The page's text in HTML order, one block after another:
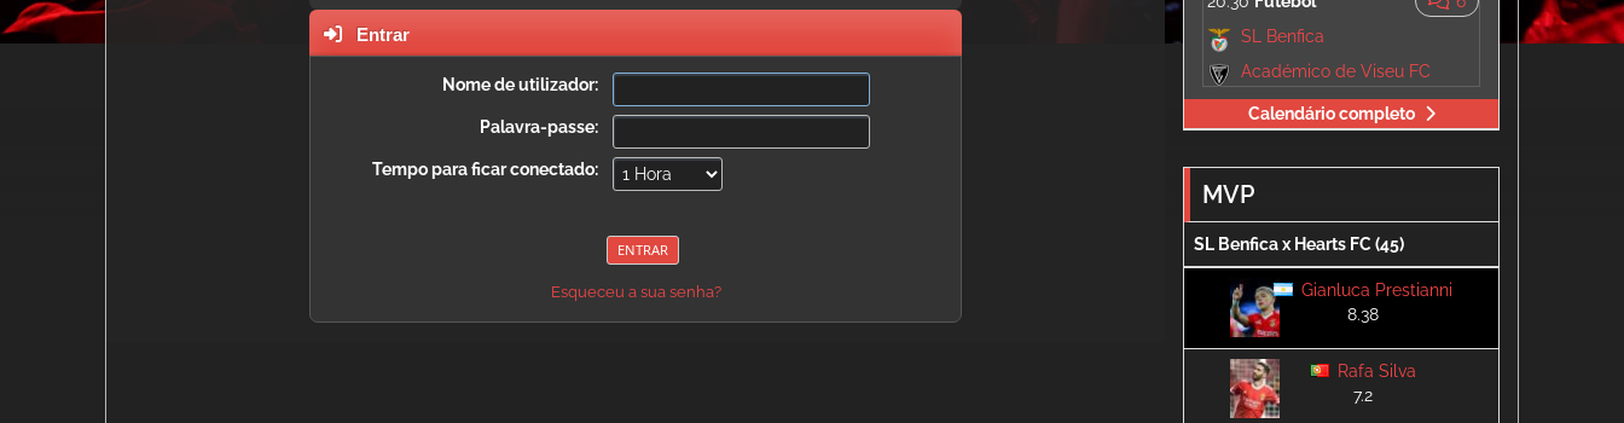
Entrar
Nome de utilizador:
Palavra-passe:
Tempo para ficar conectado:
Esqueceu a sua senha?
SL Benfica
Académico de Viseu FC
Calendário completo
MVP
SL Benfica x Hearts FC (45)
Gianluca Prestianni
8.38
Rafa Silva
7.2